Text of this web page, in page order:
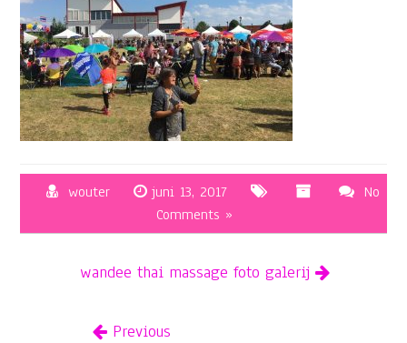
wouter juni 13, 2017
No
Comments »
wandee thai massage foto galerij
Previous